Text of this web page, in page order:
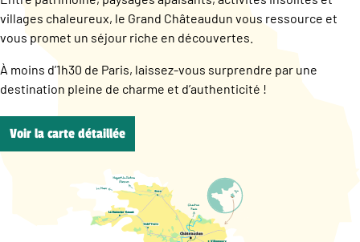
villages chaleureux, le Grand Châteaudun vous ressource et
vous promet un séjour riche en découvertes.
À moins d’1h30 de Paris, laissez-vous surprendre par une
destination pleine de charme et d’authenticité !
Voir la carte détaillée